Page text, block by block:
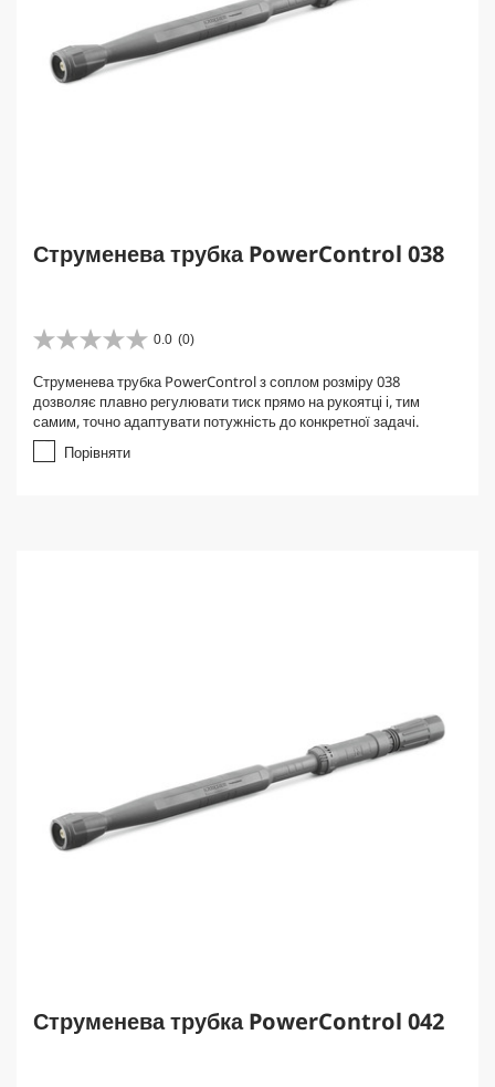
Струменева трубка PowerControl 038
0.0 (0)
0
0
з
5
і
Струменева трубка PowerControl з соплом розміру 038
дозволяє плавно регулювати тиск прямо на рукоятці і, тим
самим, точно адаптувати потужність до конкретної задачі.
Порівняти
Струменева трубка PowerControl 042